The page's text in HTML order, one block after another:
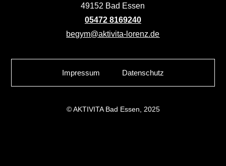
49152 Bad Essen
05472 8169240
begym@aktivita-lorenz.de
Impressum Datenschutz
© AKTIVITA Bad Essen, 2025